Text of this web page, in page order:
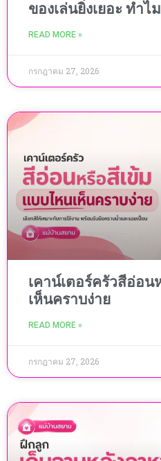
ของเล่นยิ่งเยอะ ทำไ
READ MORE »
กรกฎาคม 27, 2026
เคาน์เตอร์ครัวสีอ่อ
เห็นคราบง่าย
READ MORE »
กรกฎาคม 27, 2026